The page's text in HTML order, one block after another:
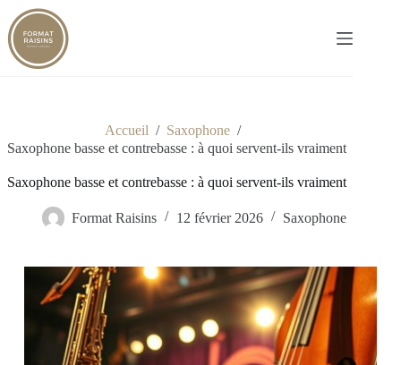
Passer
au
contenu
Accueil / Saxophone /
Saxophone basse et contrebasse : à quoi servent-ils vraiment
Saxophone basse et contrebasse : à quoi servent-ils vraiment
Format Raisins 12 février 2026 Saxophone